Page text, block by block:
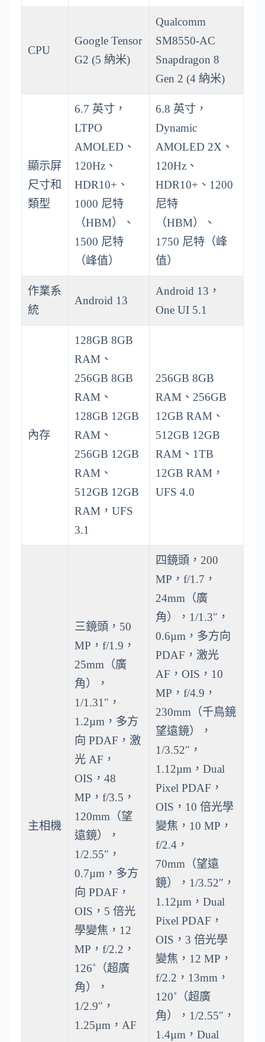
CPU
Google Tensor
G2 (5 納米)
Qualcomm
SM8550-AC
Snapdragon 8
Gen 2 (4 納米)
顯示屏
尺寸和
類型
6.7 英寸，
LTPO
AMOLED、
120Hz、
HDR10+、
1000 尼特
（HBM）、
1500 尼特
（峰值）
6.8 英寸，
Dynamic
AMOLED 2X、
120Hz、
HDR10+、1200
尼特
（HBM）、
1750 尼特（峰
值）
作業系
統
Android 13
Android 13，
One UI 5.1
內存
128GB 8GB
RAM、
256GB 8GB
RAM、
128GB 12GB
RAM、
256GB 12GB
RAM、
512GB 12GB
RAM，UFS
3.1
256GB 8GB
RAM、256GB
12GB RAM、
512GB 12GB
RAM、1TB
12GB RAM，
UFS 4.0
主相機
三鏡頭，50
MP，f/1.9，
25mm（廣
角），
1/1.31″，
1.2µm，多方
向 PDAF，激
光 AF，
OIS，48
MP，f/3.5，
120mm（望
遠鏡），
1/2.55″，
0.7µm，多方
向 PDAF，
OIS，5 倍光
學變焦，12
MP，f/2.2，
126˚（超廣
角），
1/2.9″，
1.25µm，AF
四鏡頭，200
MP，f/1.7，
24mm（廣
角），1/1.3″，
0.6µm，多方向
PDAF，激光
AF，OIS，10
MP，f/4.9，
230mm（千鳥鏡
望遠鏡），
1/3.52″，
1.12µm，Dual
Pixel PDAF，
OIS，10 倍光學
變焦，10 MP，
f/2.4，
70mm（望遠
鏡），1/3.52″，
1.12µm，Dual
Pixel PDAF，
OIS，3 倍光學
變焦，12 MP，
f/2.2，13mm，
120˚（超廣
角），1/2.55″，
1.4µm，Dual